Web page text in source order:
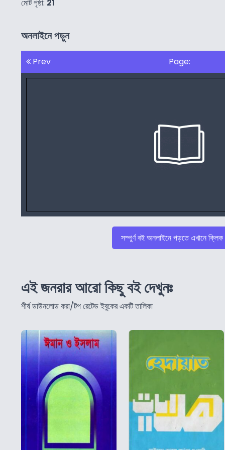
মোট পৃষ্ঠা: 21
অনলাইনে পড়ুন
Prev Page:
সম্পুর্ণ বই অনলাইনে পড়তে এখানে
এই জনরার আরো কিছু বই দেখুনঃ
শীর্ষ ডাউনলোড করা/টপ রেটেড ইবুকের একটি তালিকা